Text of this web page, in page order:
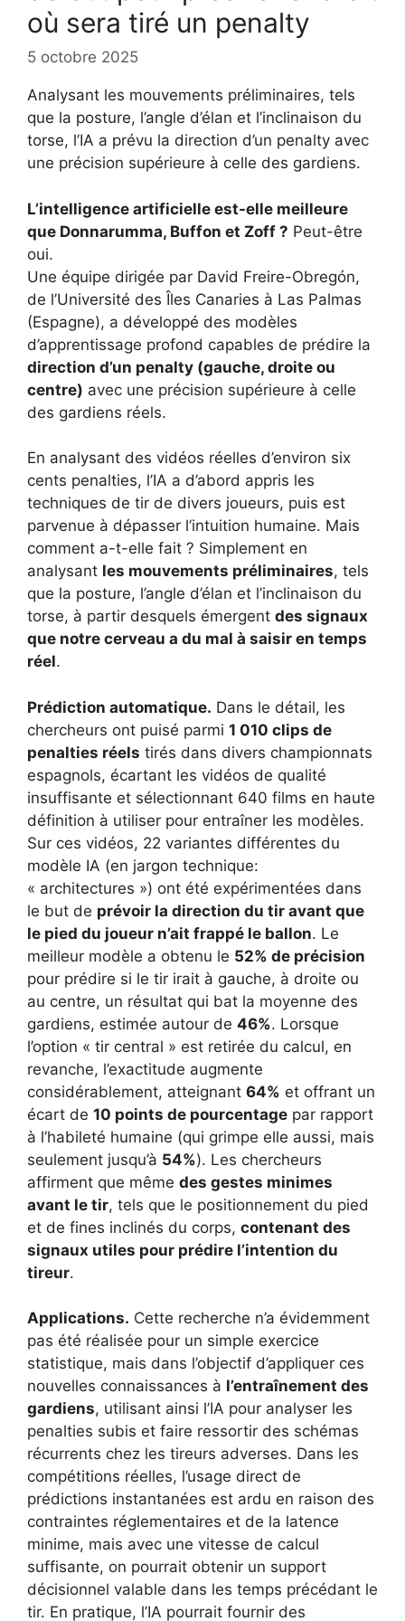
où sera tiré un penalty
5 octobre 2025
Analysant les mouvements préliminaires, tels
que la posture, l’angle d’élan et l’inclinaison du
torse, l’IA a prévu la direction d’un penalty avec
une précision supérieure à celle des gardiens.
L’intelligence artificielle est-elle meilleure
que Donnarumma, Buffon et Zoff ? Peut-être
oui.
Une équipe dirigée par David Freire-Obregón,
de l’Université des Îles Canaries à Las Palmas
(Espagne), a développé des modèles
d’apprentissage profond capables de prédire la
direction d’un penalty (gauche, droite ou
centre) avec une précision supérieure à celle
des gardiens réels.
En analysant des vidéos réelles d’environ six
cents penalties, l’IA a d’abord appris les
techniques de tir de divers joueurs, puis est
parvenue à dépasser l’intuition humaine. Mais
comment a-t-elle fait ? Simplement en
analysant les mouvements préliminaires, tels
que la posture, l’angle d’élan et l’inclinaison du
torse, à partir desquels émergent des signaux
que notre cerveau a du mal à saisir en temps
réel.
Prédiction automatique. Dans le détail, les
chercheurs ont puisé parmi 1 010 clips de
penalties réels tirés dans divers championnats
espagnols, écartant les vidéos de qualité
insuffisante et sélectionnant 640 films en haute
définition à utiliser pour entraîner les modèles.
Sur ces vidéos, 22 variantes différentes du
modèle IA (en jargon technique:
« architectures ») ont été expérimentées dans
le but de prévoir la direction du tir avant que
le pied du joueur n’ait frappé le ballon. Le
meilleur modèle a obtenu le 52% de précision
pour prédire si le tir irait à gauche, à droite ou
au centre, un résultat qui bat la moyenne des
gardiens, estimée autour de 46%. Lorsque
l’option « tir central » est retirée du calcul, en
revanche, l’exactitude augmente
considérablement, atteignant 64% et offrant un
écart de 10 points de pourcentage par rapport
à l’habileté humaine (qui grimpe elle aussi, mais
seulement jusqu’à 54%). Les chercheurs
affirment que même des gestes minimes
avant le tir, tels que le positionnement du pied
et de fines inclinés du corps, contenant des
signaux utiles pour prédire l’intention du
tireur.
Applications. Cette recherche n’a évidemment
pas été réalisée pour un simple exercice
statistique, mais dans l’objectif d’appliquer ces
nouvelles connaissances à l’entraînement des
gardiens, utilisant ainsi l’IA pour analyser les
penalties subis et faire ressortir des schémas
récurrents chez les tireurs adverses. Dans les
compétitions réelles, l’usage direct de
prédictions instantanées est ardu en raison des
contraintes réglementaires et de la latence
minime, mais avec une vitesse de calcul
suffisante, on pourrait obtenir un support
décisionnel valable dans les temps précédant le
tir. En pratique, l’IA pourrait fournir des